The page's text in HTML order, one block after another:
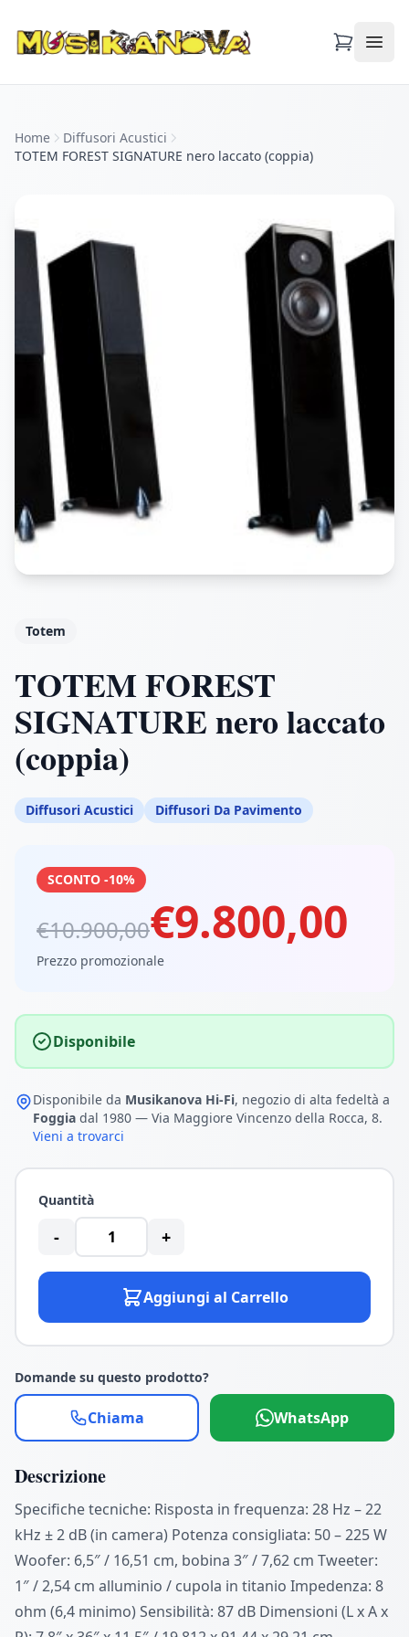
Apri
Home
Diffusori Acustici
TOTEM FOREST SIGNATURE nero laccato (coppia)
Totem
TOTEM FOREST
SIGNATURE nero laccato
(coppia)
Diffusori Acustici Diffusori Da Pavimento
SCONTO -10%
€10.900,00€9.800,00
Prezzo promozionale
Disponibile
Disponibile da Musikanova Hi-Fi, negozio di alta fedeltà a
Foggia dal 1980 — Via Maggiore Vincenzo della Rocca, 8.
Vieni a trovarci
Quantità
- +
Aggiungi al Carrello
Domande su questo prodotto?
Chiama WhatsApp
Descrizione
Specifiche tecniche: Risposta in frequenza: 28 Hz – 22
kHz ± 2 dB (in camera) Potenza consigliata: 50 – 225 W
Woofer: 6,5″ / 16,51 cm, bobina 3″ / 7,62 cm Tweeter:
1″ / 2,54 cm alluminio / cupola in titanio Impedenza: 8
ohm (6,4 minimo) Sensibilità: 87 dB Dimensioni (L x A x